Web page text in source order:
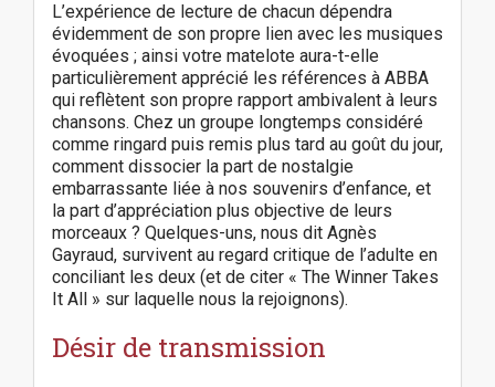
L’expérience de lecture de chacun dépendra
évidemment de son propre lien avec les musiques
évoquées ; ainsi votre matelote aura-t-elle
particulièrement apprécié les références à ABBA
qui reflètent son propre rapport ambivalent à leurs
chansons. Chez un groupe longtemps considéré
comme ringard puis remis plus tard au goût du jour,
comment dissocier la part de nostalgie
embarrassante liée à nos souvenirs d’enfance, et
la part d’appréciation plus objective de leurs
morceaux ? Quelques-uns, nous dit Agnès
Gayraud, survivent au regard critique de l’adulte en
conciliant les deux (et de citer « The Winner Takes
It All » sur laquelle nous la rejoignons).
Désir de transmission